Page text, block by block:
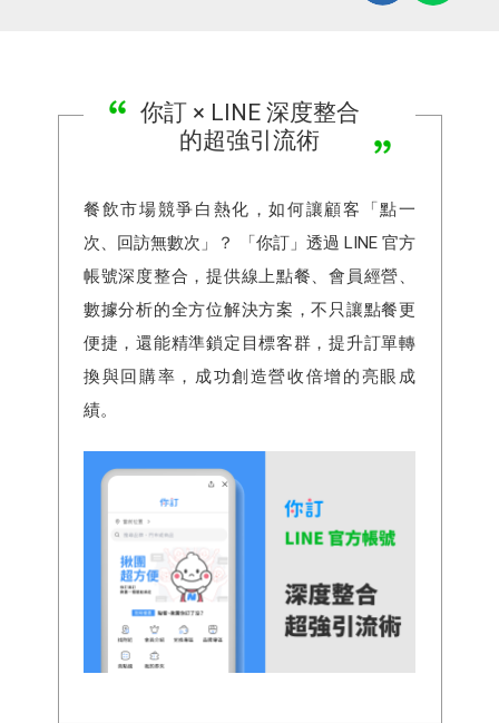
你訂 × LINE 深度整合
的超強引流術
餐飲市場競爭白熱化，如何讓顧客「點一
次、回訪無數次」？ 「你訂」透過 LINE 官方
帳號深度整合，提供線上點餐、會員經營、
數據分析的全方位解決方案，不只讓點餐更
便捷，還能精準鎖定目標客群，提升訂單轉
換與回購率，成功創造營收倍增的亮眼成
績。